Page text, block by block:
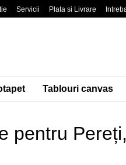
Servicii Plata si Livrare
Tablouri canvas
pentru